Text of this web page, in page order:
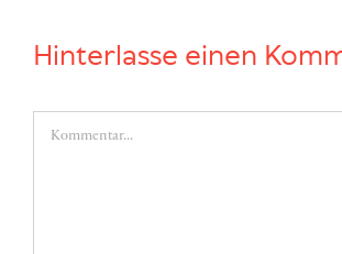
Hinterlasse einen
Kommentar